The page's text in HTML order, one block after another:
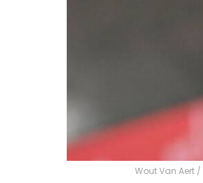
Wout Van Aert /